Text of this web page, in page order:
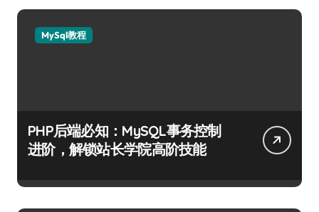
MySql教程
PHP后端必知：MySQL事务控制
进阶，解锁站长学院高阶技能